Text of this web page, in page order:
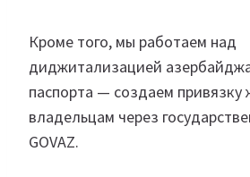
Кроме того, мы работаем над
диджитализацией
паспорта — создаем привязку
владельцам через
GOVAZ.